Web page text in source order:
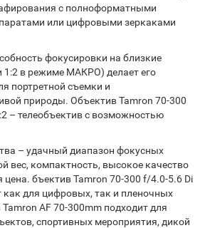
с полноформатными
или цифровыми зеркаками
фокусировки на близкие
1:2 в режиме МАКРО) делает его
портретной съемки и
природы. Объектив Tamron 70-300
– телеобъектив с возможностью
– удачный диапазон фокусных
вес, компактность, высокое качество
цена. бъектив Tamron 70-300 f/4.0-5.6 Di
как для цифровых, так и пленочных
AF 70-300mm подходит для
спортивных мероприятия, дикой